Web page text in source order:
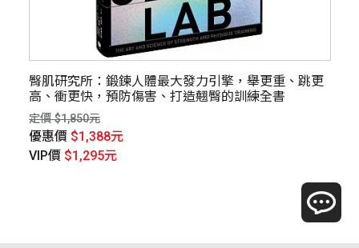
臀肌研究所：鍛鍊人體最大發力引擎，舉更重、跳更
高、衝更快，預防傷害、打造翹臀的訓練全書
定價 $1,850元
優惠價 $1,388元
VIP價 $1,295元